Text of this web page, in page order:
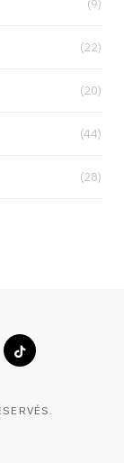
(9)
(22)
(20)
(44)
(28)